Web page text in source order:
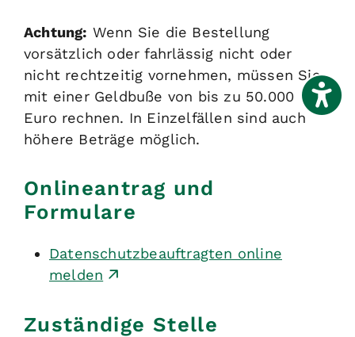
Achtung: Wenn Sie die Bestellung
vorsätzlich oder fahrlässig nicht oder
nicht rechtzeitig vornehmen, müssen Sie
mit einer Geldbuße von bis zu 50.000
Euro rechnen. In Einzelfällen sind auch
höhere Beträge möglich.
Onlineantrag und
Formulare
Datenschutzbeauftragten online
melden
Zuständige Stelle